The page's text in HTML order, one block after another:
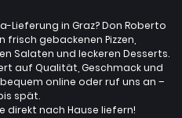
Lieferung in Graz? Don Roberto
gebackenen Pizzen,
Salaten und leckeren Desserts.
auf Qualität, Geschmack und
online oder ruf uns an –
spät.
direkt nach Hause liefern!